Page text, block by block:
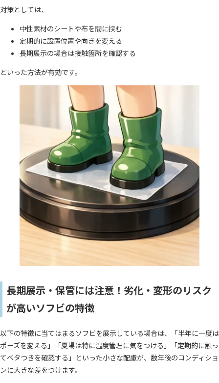
対策としては、
中性素材のシートや布を間に挟む
定期的に設置位置や向きを変える
長期展示の場合は接触箇所を確認する
といった方法が有効です。
長期展示・保管には注意！劣化・変形のリスク
が高いソフビの特徴
以下の特徴に当てはまるソフビを展示している場合は、「半年に一度は
ポーズを変える」「夏場は特に温度管理に気をつける」「定期的に触っ
てベタつきを確認する」といった小さな配慮が、数年後のコンディショ
ンに大きな差をつけます。